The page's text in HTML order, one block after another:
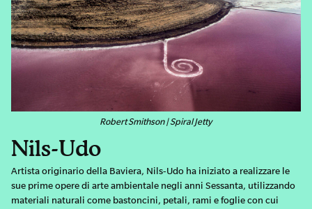
Robert Smithson | Spiral Jetty
Nils-Udo
Artista originario della Baviera, Nils-Udo ha iniziato a realizzare le
sue prime opere di arte ambientale negli anni Sessanta, utilizzando
materiali naturali come bastoncini, petali, rami e foglie con cui